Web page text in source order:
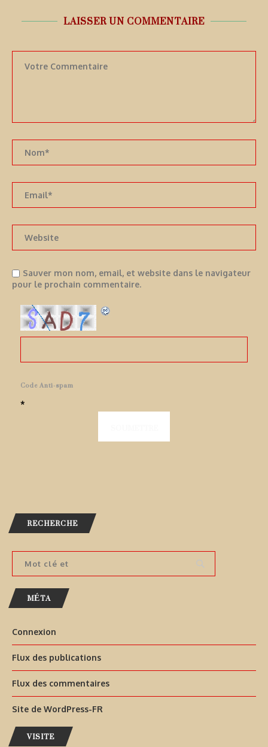
LAISSER UN COMMENTAIRE
Sauver mon nom, email, et website dans le navigateur
pour le prochain commentaire.
Code Anti-spam
*
RECHERCHE
MÉTA
Connexion
Flux des publications
Flux des commentaires
Site de WordPress-FR
VISITE